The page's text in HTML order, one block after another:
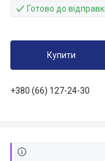
Готово до
Купити
+380 (66) 127-24-30